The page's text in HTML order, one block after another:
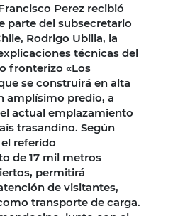
Perez recibió
parte del subsecretario
Rodrigo Ubilla, la
técnicas del
fronterizo «Los
se construirá en alta
amplísimo predio, a
actual emplazamiento
trasandino. Según
referido
de 17 mil metros
permitirá
de visitantes,
transporte de carga.